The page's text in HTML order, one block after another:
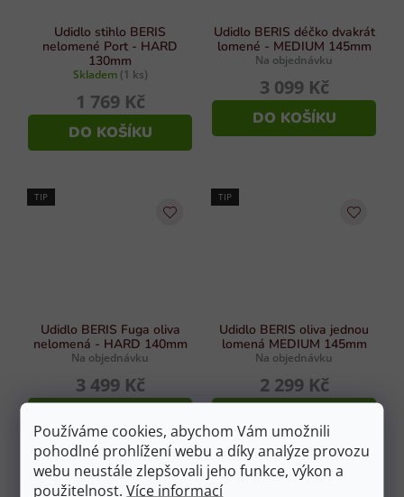
Používáme cookies, abychom Vám umožnili
pohodlné prohlížení webu a díky analýze provozu
webu neustále zlepšovali jeho funkce, výkon a
použitelnost.Více informací
Udidlo stihlo BERIS
nelomené Port - HARD
130mm
Skladem (1 ks)
1 769 Kč
DO KOŠÍKU
Udidlo BERIS déčko dvakrát
lomené - MEDIUM 145mm
Na objednávku
3 099 Kč
DO KOŠÍKU
TIP
Udidlo BERIS Fuga oliva
nelomená - HARD 140mm
Na objednávku
3 499 Kč
TIP
Udidlo BERIS oliva jednou
lomená MEDIUM 145mm
Na objednávku
2 299 Kč
TIP